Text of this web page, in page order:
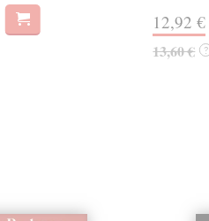
12,92 €
13,60 € ?